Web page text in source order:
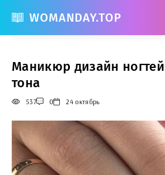
WOMANDAY.TOP
Маникюр дизайн
тона
537 0 24 октябрь